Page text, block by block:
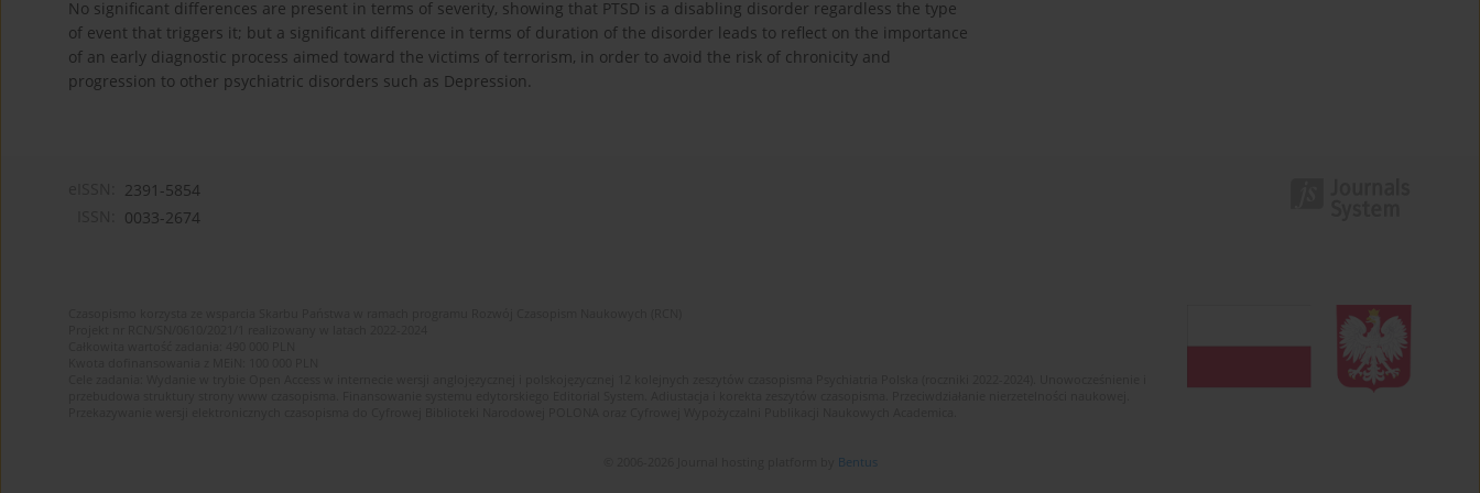
No significant differences are present in terms of severity, showing that PTSD is a disabling disorder regardless the type
of event that triggers it; but a significant difference in terms of duration of the disorder leads to reflect on the importance
of an early diagnostic process aimed toward the victims of terrorism, in order to avoid the risk of chronicity and
progression to other psychiatric disorders such as Depression.
2391-5854
0033-2674
Bentus